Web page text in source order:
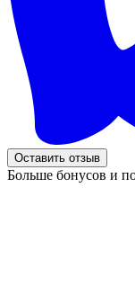
Оставить отзыв
Больше бонусов и